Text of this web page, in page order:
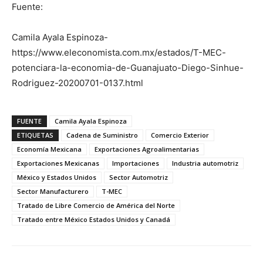
Fuente:
Camila Ayala Espinoza-
https://www.eleconomista.com.mx/estados/T-MEC-
potenciara-la-economia-de-Guanajuato-Diego-Sinhue-
Rodriguez-20200701-0137.html
FUENTE
Camila Ayala Espinoza
ETIQUETAS
Cadena de Suministro
Comercio Exterior
Economía Mexicana
Exportaciones Agroalimentarias
Exportaciones Mexicanas
Importaciones
Industria automotriz
México y Estados Unidos
Sector Automotriz
Sector Manufacturero
T-MEC
Tratado de Libre Comercio de América del Norte
Tratado entre México Estados Unidos y Canadá